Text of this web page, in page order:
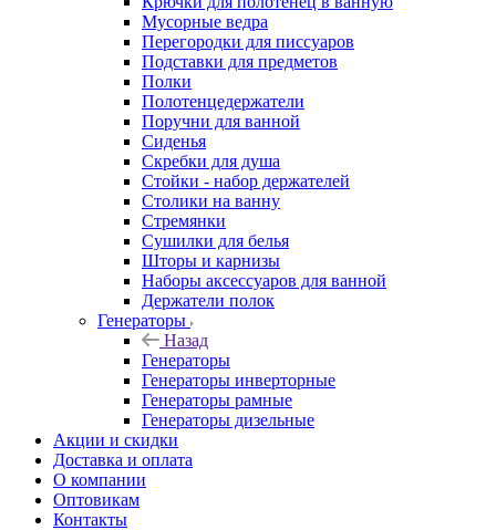
Мусорные ведра
Перегородки для писсуаров
Подставки для предметов
Полки
Полотенцедержатели
Поручни для ванной
Сиденья
Скребки для душа
Стойки - набор держателей
Столики на ванну
Стремянки
Сушилки для белья
Шторы и карнизы
Наборы аксессуаров для ванной
Держатели полок
Генераторы
Назад
Генераторы
Генераторы инверторные
Генераторы рамные
Генераторы дизельные
Акции и скидки
Доставка и оплата
О компании
Оптовикам
Контакты